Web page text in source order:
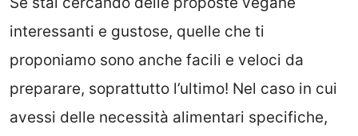
interessanti e gustose, quelle che ti
proponiamo sono anche facili e veloci da
preparare, soprattutto l’ultimo! Nel caso in cui
avessi delle necessità alimentari specifiche,